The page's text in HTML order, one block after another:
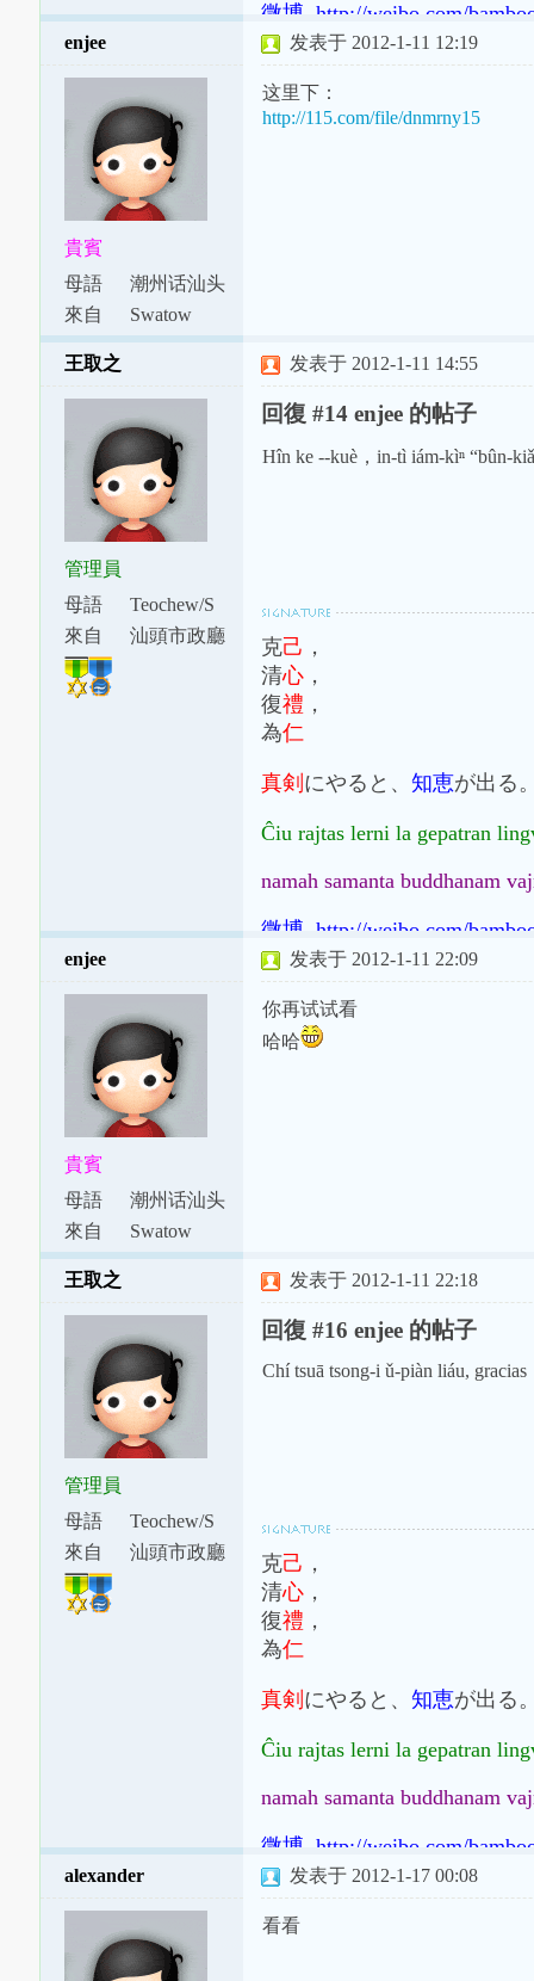
微博 http://weibo.com/
enjee
貴賓
母語
潮州话汕头
腔
來自 Swatow
发表于 2012-1-11 12:19
这里下：
http://115.com/file/dnmrny15
王取之
管理員
母語
Teochew/S
watow
來自
汕頭市政廳
发表于 2012-1-11 14:55
回復 #14 enjee 的帖子
Hîn ke --kuè，in-tì iám-kìⁿ “bûn-
克己 ，
清心，
復禮 ，
為仁
真剣 にやると、 知恵が出る。
Ĉiu rajtas lerni la gepatran
namah samanta buddhanam
微博 http://weibo.com/
enjee
貴賓
母語
潮州话汕头
腔
來自 Swatow
发表于 2012-1-11 22:09
你再试试看
哈哈
王取之
管理員
母語
Teochew/S
watow
來自
汕頭市政廳
发表于 2012-1-11 22:18
回復 #16 enjee 的帖子
Chí tsuā tsong-i ǔ-piàn liáu, gracias
克己 ，
清心，
復禮 ，
為仁
真剣 にやると、 知恵が出る。
Ĉiu rajtas lerni la gepatran
namah samanta buddhanam
微博 http://weibo.com/
alexander 发表于 2012-1-17 00:08
看看